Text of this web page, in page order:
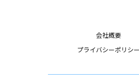
会社概要
プライバシーポリシー